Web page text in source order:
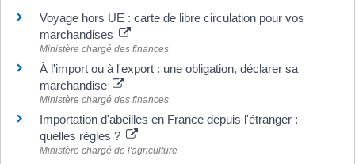
Voyage hors UE : carte de libre circulation pour vos
marchandises
Ministère chargé des finances
À l'import ou à l'export : une obligation, déclarer sa
marchandise
Ministère chargé des finances
Importation d'abeilles en France depuis l'étranger :
quelles règles ?
Ministère chargé de l'agriculture